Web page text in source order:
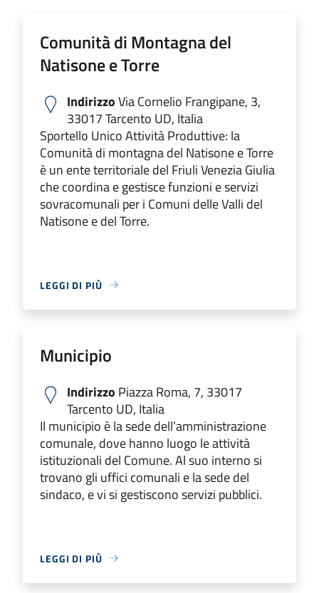
Comunità di Montagna del
Natisone e Torre
IndirizzoVia Cornelio Frangipane, 3,
33017 Tarcento UD, Italia
Sportello Unico Attività Produttive: la
Comunità di montagna del Natisone e Torre
è un ente territoriale del Friuli Venezia Giulia
che coordina e gestisce funzioni e servizi
sovracomunali per i Comuni delle Valli del
Natisone e del Torre.
LEGGI DI PIÙ
Municipio
Indirizzo Piazza Roma, 7, 33017
Tarcento UD, Italia
Il municipio è la sede dell’amministrazione
comunale, dove hanno luogo le attività
istituzionali del Comune. Al suo interno si
trovano gli uffici comunali e la sede del
sindaco, e vi si gestiscono servizi pubblici.
LEGGI DI PIÙ